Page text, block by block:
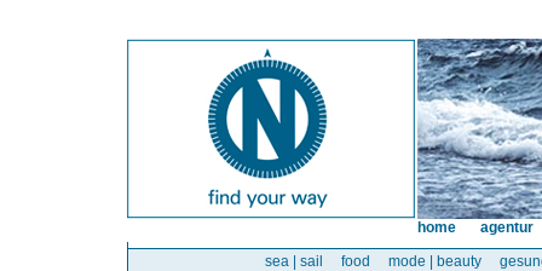
sea | sail food mode | beauty
home agentur